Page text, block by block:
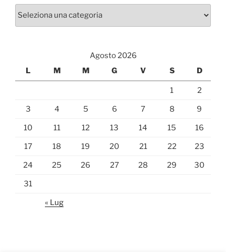
Categorie
Agosto 2026
L
M M G V S D
1 2
3 4 5 6 7 8 9
10 11 12 13 14 15 16
17 18 19 20 21 22 23
24 25 26 27 28 29 30
31
« Lug